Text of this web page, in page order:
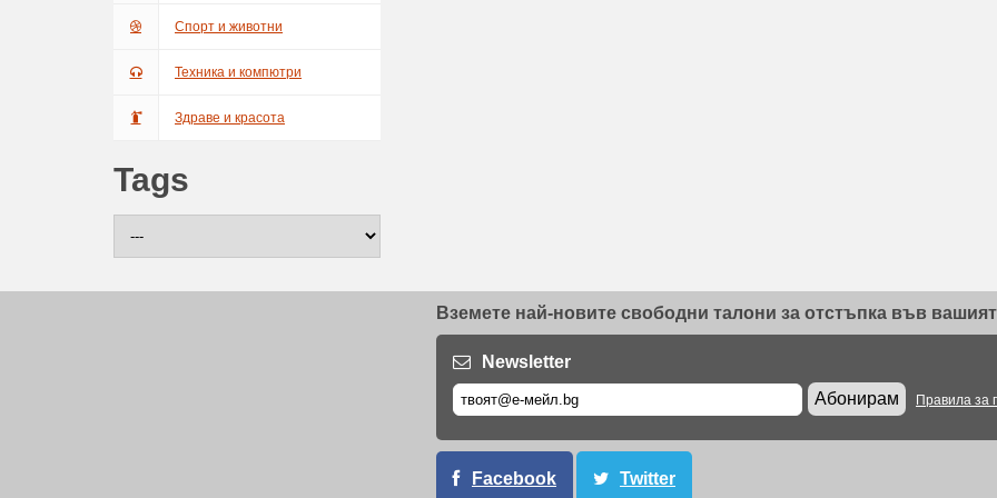
Спорт и животни
Техника и компютри
Здраве и красота
Tags
Вземете най-новите свободни талони за отстъпка във
Newsletter
Абонирам
Правила за
Facebook Twitter